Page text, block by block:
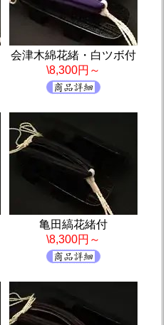
会津木綿花緒・白ツボ付
\8,300円～
亀田縞花緒付
\8,300円～